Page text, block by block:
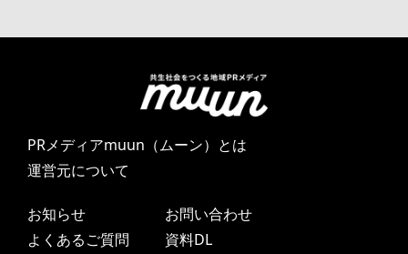
PRメディアmuun（ムーン）とは
運営元について
お知らせ
よくあるご質問
お問い合わせ
資料DL